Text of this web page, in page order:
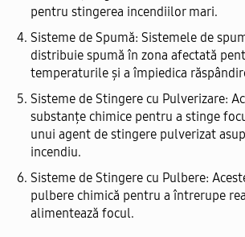
pentru stingerea incendiilor mari.
Sisteme de Spumă: Sistemele de
distribuie spumă în zona afectată
temperaturile și a împiedica
Sisteme de Stingere cu Pulverizare:
substanțe chimice pentru a stinge
unui agent de stingere pulverizat
incendiu.
Sisteme de Stingere cu Pulbere:
pulbere chimică pentru a întrerupe
alimentează focul.